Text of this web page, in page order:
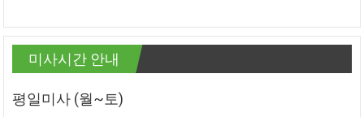
미사시간 안내
평일미사 (월~토)